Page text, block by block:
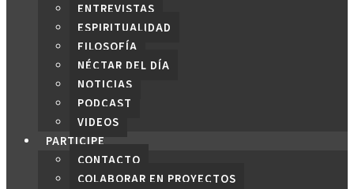
ENTREVISTAS
ESPIRITUALIDAD
FILOSOFÍA
NÉCTAR DEL DÍA
NOTICIAS
PODCAST
VIDEOS
PARTICIPE
CONTACTO
COLABORAR EN PROYECTOS